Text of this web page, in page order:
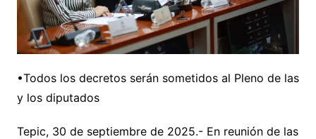
•Todos los decretos serán sometidos al Pleno de las
y los diputados
Tepic, 30 de septiembre de 2025.- En reunión de las